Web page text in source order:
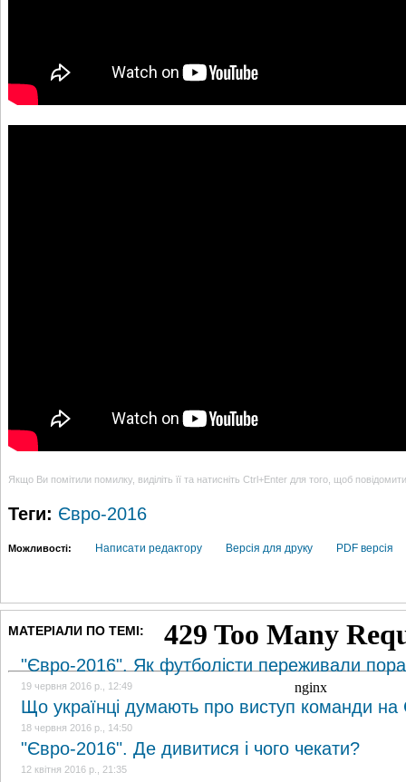
Якщо Ви помітили помилку, виділіть її та натисніть Ctrl+Enter для того, щоб
Теги: Євро-2016
Можливості: Написати редактору Версія для друку PDF версія
МАТЕРІАЛИ ПО ТЕМІ:
"Євро-2016". Як футболісти переживали
19 червня 2016 р., 12:49
Що українці думають про виступ команди
18 червня 2016 р., 14:50
"Євро-2016". Де дивитися і чого чекати?
12 квітня 2016 р., 21:35